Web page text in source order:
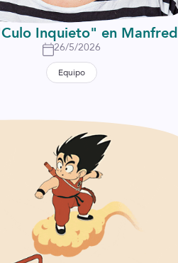
Inquieto" en Manfred
26/5/2026
Equipo